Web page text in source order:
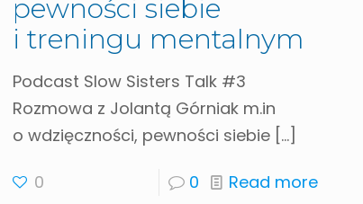
pewności siebie
i treningu mentalnym
Podcast Slow Sisters Talk #3
Rozmowa z Jolantą Górniak m.in
o wdzięczności, pewności siebie[…]
0 0 Read more